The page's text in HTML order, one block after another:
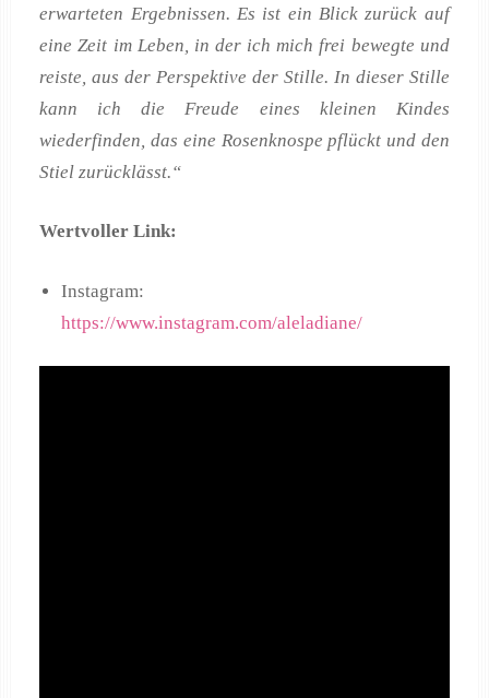
erwarteten Ergebnissen. Es ist ein Blick zurück auf
eine Zeit im Leben, in der ich mich frei bewegte und
reiste, aus der Perspektive der Stille. In dieser Stille
kann ich die Freude eines kleinen Kindes
wiederfinden, das eine Rosenknospe pflückt und den
Stiel zurücklässt.“
Wertvoller Link:
Instagram:
https://www.instagram.com/aleladiane/